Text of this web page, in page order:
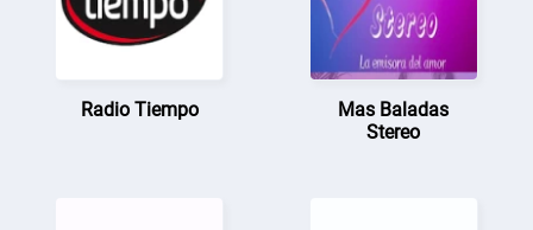
Radio Tiempo
Mas Baladas
Stereo